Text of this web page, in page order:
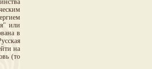
или
в
на
(то